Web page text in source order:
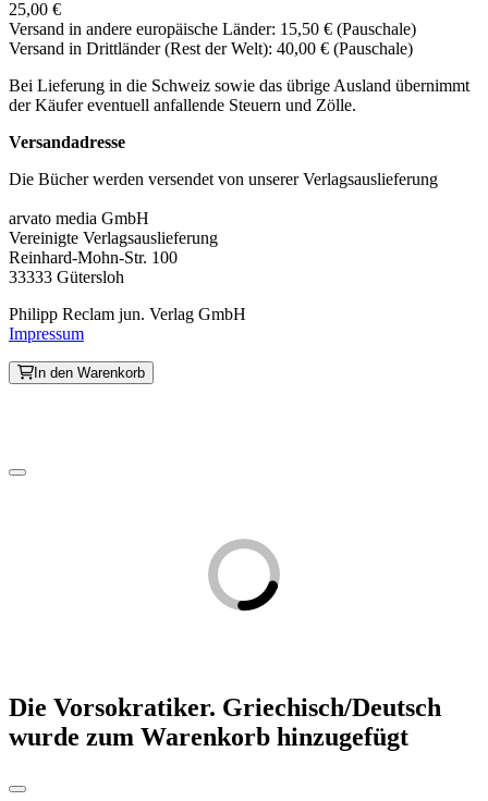
25,00 €
Versand in andere europäische Länder: 15,50 € (Pauschale)
Versand in Drittländer (Rest der Welt): 40,00 € (Pauschale)
Bei Lieferung in die Schweiz sowie das übrige Ausland übernimmt
der Käufer eventuell anfallende Steuern und Zölle.
Versandadresse
Die Bücher werden versendet von unserer Verlagsauslieferung
arvato media GmbH
Vereinigte Verlagsauslieferung
Reinhard-Mohn-Str. 100
33333 Gütersloh
Philipp Reclam jun. Verlag GmbH
Impressum
In den Warenkorb
Die Vorsokratiker. Griechisch/Deutsch
wurde zum Warenkorb hinzugefügt